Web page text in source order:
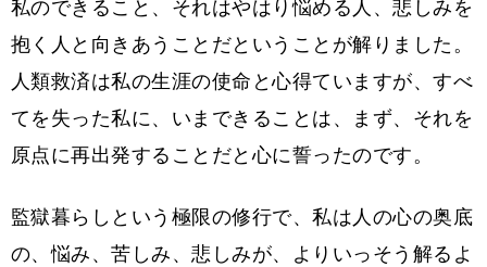
私のできること、それはやはり悩める人、悲しみを
抱く人と向きあうことだということが解りました。
人類救済は私の生涯の使命と心得ていますが、すべ
てを失った私に、いまできることは、まず、それを
原点に再出発することだと心に誓ったのです。
監獄暮らしという極限の修行で、私は人の心の奥底
の、悩み、苦しみ、悲しみが、よりいっそう解るよ